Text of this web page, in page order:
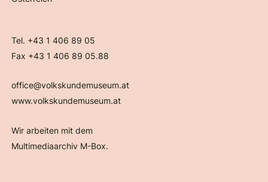
Tel. +43 1 406 89 05
Fax +43 1 406 89 05.88
office@volkskundemuseum.at
www.volkskundemuseum.at
Wir arbeiten mit dem
Multimediaarchiv M-Box.